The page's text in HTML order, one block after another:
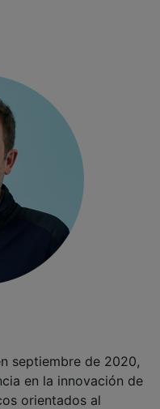
septiembre de 2020,
en la innovación de
orientados al